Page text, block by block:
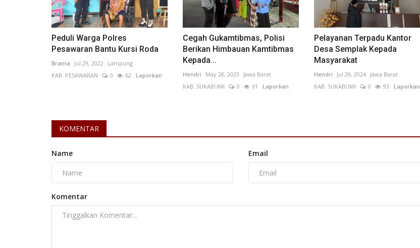
Peduli Warga Polres
Pesawaran Bantu Kursi Roda
Brama Jul 29, 2022
Lampung
KAB. PESAWARAN
0 62 Laporkan
Cegah Gukamtibmas, Polisi
Berikan Himbauan Kamtibmas
Kepada...
Hendri May 28, 2023
Jawa Barat
KAB. SUKABUMI
0 61 Laporkan
Pelayanan Terpadu Kantor
Desa Semplak Kepada
Masyarakat
Hendri Jul 29, 2024
Jawa Barat
KAB. SUKABUMI
0 93 Laporkan
KOMENTAR
Name Email
Komentar
INDRA W N Jun 9, 2024 Jawa Barat KAB. SUKABUMI 0
88
Laporkan
Putu Ugram Swadharma Jul 27, 2026 DKI Jakarta
KOTA ADM. JAKARTA TIMUR
0 31Laporkan